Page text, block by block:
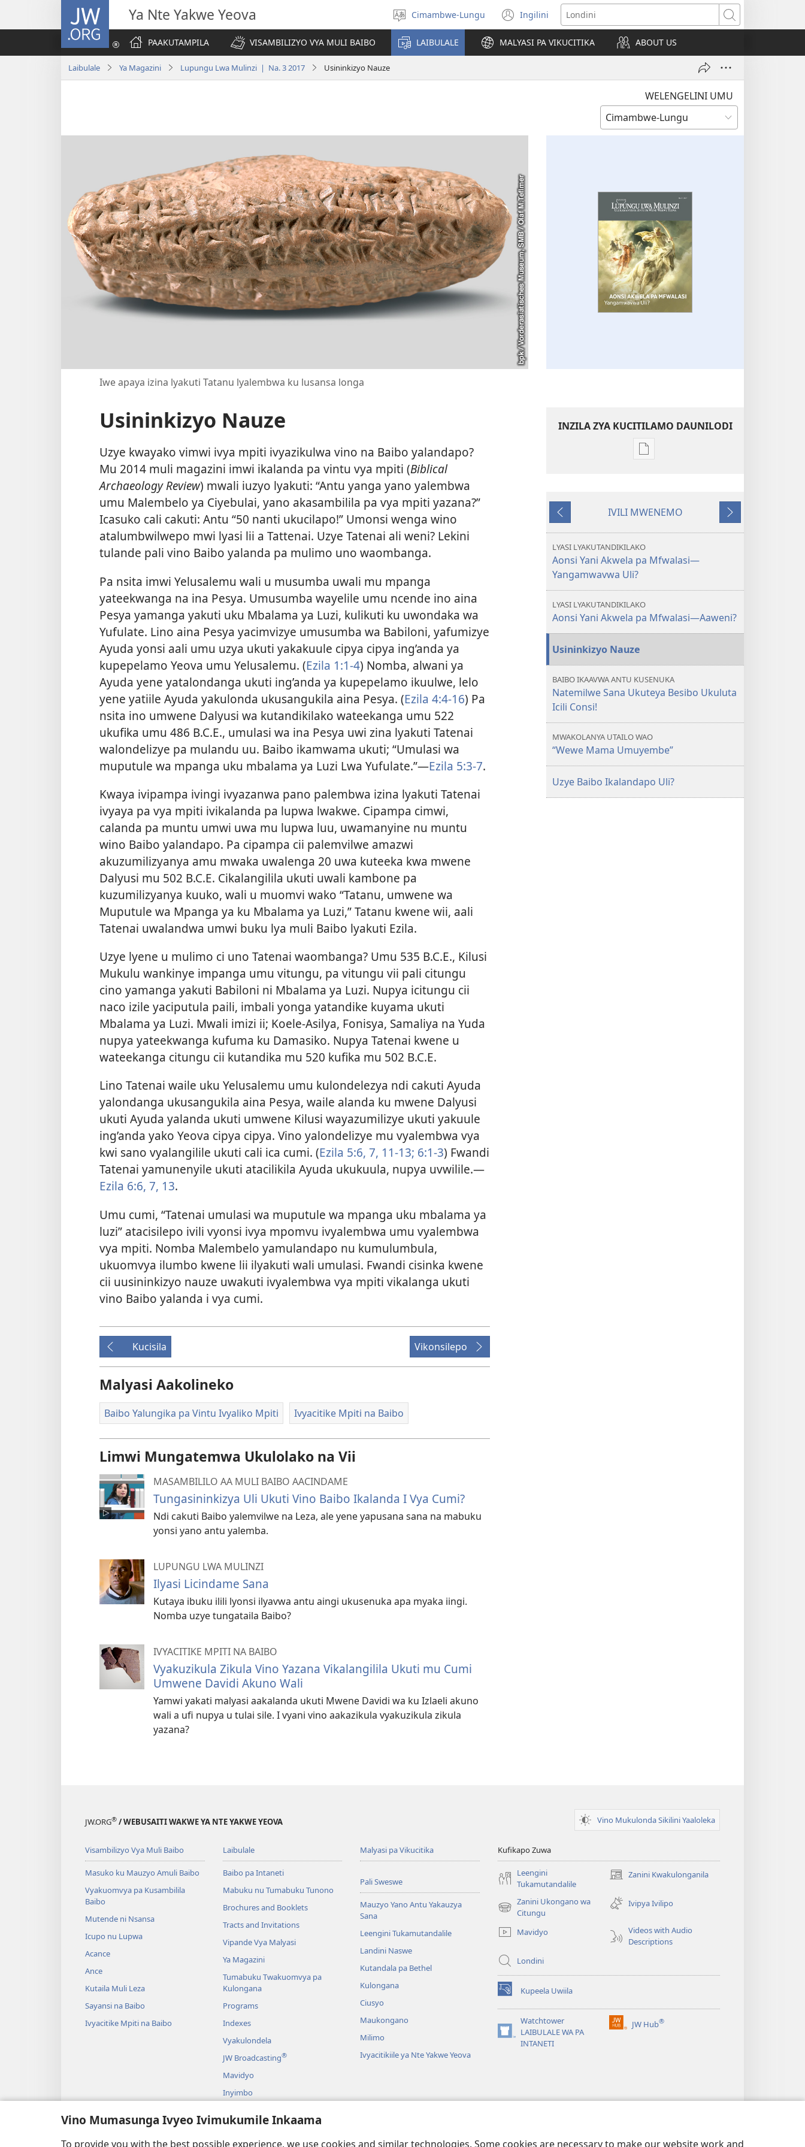
Vino Mumasunga Ivyeo Ivimukumile Inkaama
To provide you with the best possible experience, we use cookies and similar technologies. Some cookies are necessary to make our website work and
JW.ORG Ya Nte Yakwe Yeova
Soololini
lulimi
Cimambwe-Lungu Ingilini
(opens
new
window)
Londini
PAAKUTAMPILA
VISAMBILIZYO VYA MULI BAIBO LAIBULALE MALYASI PA VIKUCITIKA ABOUT US
Laibulale Ya Magazini Lupungu Lwa Mulinzi | Na. 3 2017 Usininkizyo Nauze
WELENGELINI UMU
Iwe apaya izina lyakuti Tatanu lyalembwa ku lusansa longa
Usininkizyo Nauze
Uzye kwayako vimwi ivya mpiti ivyazikulwa vino na Baibo yalandapo?
Mu 2014 muli magazini imwi ikalanda pa vintu vya mpiti (Biblical
Archaeology Review) mwali iuzyo lyakuti: “Antu yanga yano yalembwa
umu Malembelo ya Ciyebulai, yano akasambilila pa vya mpiti yazana?”
Icasuko cali cakuti: Antu “50 nanti ukucilapo!” Umonsi wenga wino
atalumbwilwepo mwi lyasi lii a Tattenai. Uzye Tatenai ali weni? Lekini
tulande pali vino Baibo yalanda pa mulimo uno waombanga.
Pa nsita imwi Yelusalemu wali u musumba uwali mu mpanga
yateekwanga na ina Pesya. Umusumba wayelile umu ncende ino aina
Pesya yamanga yakuti uku Mbalama ya Luzi, kulikuti ku uwondaka wa
Yufulate. Lino aina Pesya yacimvizye umusumba wa Babiloni, yafumizye
Ayuda yonsi aali umu uzya ukuti yakakuule cipya cipya ing’anda ya
kupepelamo Yeova umu Yelusalemu. (Ezila 1:1-4) Nomba, alwani ya
Ayuda yene yatalondanga ukuti ing’anda ya kupepelamo ikuulwe, lelo
yene yatiile Ayuda yakulonda ukusangukila aina Pesya. (Ezila 4:4-16) Pa
nsita ino umwene Dalyusi wa kutandikilako wateekanga umu 522
ukufika umu 486 B.C.E., umulasi wa ina Pesya uwi zina lyakuti Tatenai
walondelizye pa mulandu uu. Baibo ikamwama ukuti; “Umulasi wa
muputule wa mpanga uku mbalama ya Luzi Lwa Yufulate.”—Ezila 5:3-7.
Kwaya ivipampa ivingi ivyazanwa pano palembwa izina lyakuti Tatenai
ivyaya pa vya mpiti ivikalanda pa lupwa lwakwe. Cipampa cimwi,
calanda pa muntu umwi uwa mu lupwa luu, uwamanyine nu muntu
wino Baibo yalandapo. Pa cipampa cii palemvilwe amazwi
akuzumilizyanya amu mwaka uwalenga 20 uwa kuteeka kwa mwene
Dalyusi mu 502 B.C.E. Cikalangilila ukuti uwali kambone pa
kuzumilizyanya kuuko, wali u muomvi wako “Tatanu, umwene wa
Muputule wa Mpanga ya ku Mbalama ya Luzi,” Tatanu kwene wii, aali
Tatenai uwalandwa umwi buku lya muli Baibo lyakuti Ezila.
Uzye lyene u mulimo ci uno Tatenai waombanga? Umu 535 B.C.E., Kilusi
Mukulu wankinye impanga umu vitungu, pa vitungu vii pali citungu
cino yamanga yakuti Babiloni ni Mbalama ya Luzi. Nupya icitungu cii
naco izile yaciputula paili, imbali yonga yatandike kuyama ukuti
Mbalama ya Luzi. Mwali imizi ii; Koele-Asilya, Fonisya, Samaliya na Yuda
nupya yateekwanga kufuma ku Damasiko. Nupya Tatenai kwene u
wateekanga citungu cii kutandika mu 520 kufika mu 502 B.C.E.
Lino Tatenai waile uku Yelusalemu umu kulondelezya ndi cakuti Ayuda
yalondanga ukusangukila aina Pesya, waile alanda ku mwene Dalyusi
ukuti Ayuda yalanda ukuti umwene Kilusi wayazumilizye ukuti yakuule
ing’anda yako Yeova cipya cipya. Vino yalondelizye mu vyalembwa vya
kwi sano vyalangilile ukuti cali ica cumi. (Ezila 5:6, 7, 11-13; 6:1-3) Fwandi
Tatenai yamunenyile ukuti atacilikila Ayuda ukukuula, nupya uvwilile.—
Ezila 6:6, 7, 13.
Umu cumi, “Tatenai umulasi wa muputule wa mpanga uku mbalama ya
luzi” atacisilepo ivili vyonsi ivya mpomvu ivyalembwa umu vyalembwa
vya mpiti. Nomba Malembelo yamulandapo nu kumulumbula,
ukuomvya ilumbo kwene lii ilyakuti wali umulasi. Fwandi cisinka kwene
cii uusininkizyo nauze uwakuti ivyalembwa vya mpiti vikalanga ukuti
vino Baibo yalanda i vya cumi.
Kucisila Vikonsilepo
Malyasi Aakolineko
Baibo Yalungika pa Vintu Ivyaliko Mpiti Ivyacitike Mpiti na Baibo
Limwi Mungatemwa Ukulolako na Vii
MASAMBILILO AA MULI BAIBO AACINDAME
Tungasininkizya Uli Ukuti Vino Baibo Ikalanda I Vya Cumi?
Ndi cakuti Baibo yalemvilwe na Leza, ale yene yapusana sana na mabuku
yonsi yano antu yalemba.
LUPUNGU LWA MULINZI
Ilyasi Licindame Sana
Kutaya ibuku ilili lyonsi ilyavwa antu aingi ukusenuka apa myaka iingi.
Nomba uzye tungataila Baibo?
IVYACITIKE MPITI NA BAIBO
Vyakuzikula Zikula Vino Yazana Vikalangilila Ukuti mu Cumi
Umwene Davidi Akuno Wali
Yamwi yakati malyasi aakalanda ukuti Mwene Davidi wa ku Izlaeli akuno
wali a ufi nupya u tulai sile. I vyani vino aakazikula vyakuzikula zikula
yazana?
INZILA ZYA KUCITILAMO DAUNILODI
Vya
LWA
Aonsi
Akwela
—
Yangamwavwa
Kucisila
IVILI MWENEMO
Vikonsilepo
LYASI LYAKUTANDIKILAKO
Aonsi Yani Akwela pa Mfwalasi—
Yangamwavwa Uli?
LYASI LYAKUTANDIKILAKO
Aonsi Yani Akwela pa Mfwalasi—Aaweni?
Usininkizyo Nauze
BAIBO IKAAVWA ANTU KUSENUKA
Natemilwe Sana Ukuteya Besibo Ukuluta
Icili Consi!
MWAKOLANYA UTAILO WAO
“Wewe Mama Umuyembe”
Uzye Baibo Ikalandapo Uli?
JW.ORG® / WEBUSAITI WAKWE YA NTE YAKWE YEOVA Vino Mukulonda Sikilini Yaaloleka
Visambilizyo Vya Muli Baibo
Masuko ku Mauzyo Amuli Baibo
Vyakuomvya pa Kusambilila
Baibo
Mutende ni Nsansa
Icupo nu Lupwa
Acance
Ance
Kutaila Muli Leza
Sayansi na Baibo
Ivyacitike Mpiti na Baibo
Laibulale
Baibo pa Intaneti
Mabuku nu Tumabuku Tunono
Brochures and Booklets
Tracts and Invitations
Vipande Vya Malyasi
Ya Magazini
Tumabuku Twakuomvya pa
Kulongana
Programs
Indexes
Vyakulondela
JW Broadcasting®
Mavidyo
Inyimbo
Vyangalo Vya Muli Baibo Vya
Mazwi Yatupu
Malyasi pa Vikucitika
Pali Sweswe
Mauzyo Yano Antu Yakauzya
Sana
Leengini Tukamutandalile
Landini Naswe
Kutandala pa Bethel
Kulongana
Ciusyo
Maukongano
Milimo
Ivyacitikiile ya Nte Yakwe Yeova
Kufikapo Zuwa
Leengini
Tukamutandalile
Zanini Kwakulonganila
(opens
window)
Zanini Ukongano wa
Citungu
(opens
window)
Ivipya Ivilipo
Mavidyo
Videos with Audio
Descriptions
Londini
Kupeela Uwiila
(opens
new
window)Watchtower
LAIBULALE WA PA
INTANETI
(opens
JW Hub®
(opens